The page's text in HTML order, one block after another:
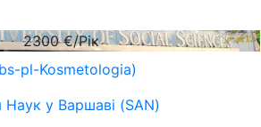
2300€/Рік
pl-Kosmetologia)
Наук у Варшаві (SAN)